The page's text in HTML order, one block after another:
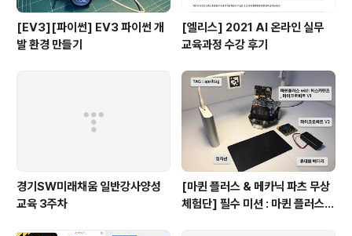
[EV3][파이썬] EV3 파이썬 개
발 환경 만들기
[엘리스] 2021 AI 온라인 실무
교육과정 수강 후기
경기SW미래채움 일반강사양성
교육 3주차
[마퀸 플러스 & 메카닉 파츠 무상
체험단] 필수 미션 : 마퀸 플러스가